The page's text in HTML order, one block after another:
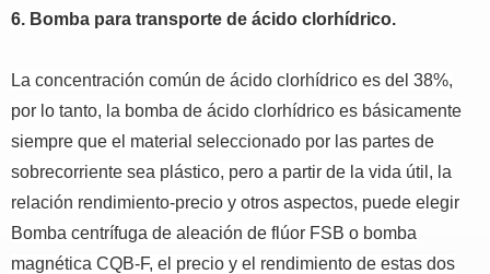
6. Bomba para transporte de ácido clorhídrico.
La concentración común de ácido clorhídrico es del 38%,
por lo tanto, la bomba de ácido clorhídrico es básicamente
siempre que el material seleccionado por las partes de
sobrecorriente sea plástico, pero a partir de la vida útil, la
relación rendimiento-precio y otros aspectos, puede elegir
Bomba centrífuga de aleación de flúor FSB o bomba
magnética CQB-F, el precio y el rendimiento de estas dos